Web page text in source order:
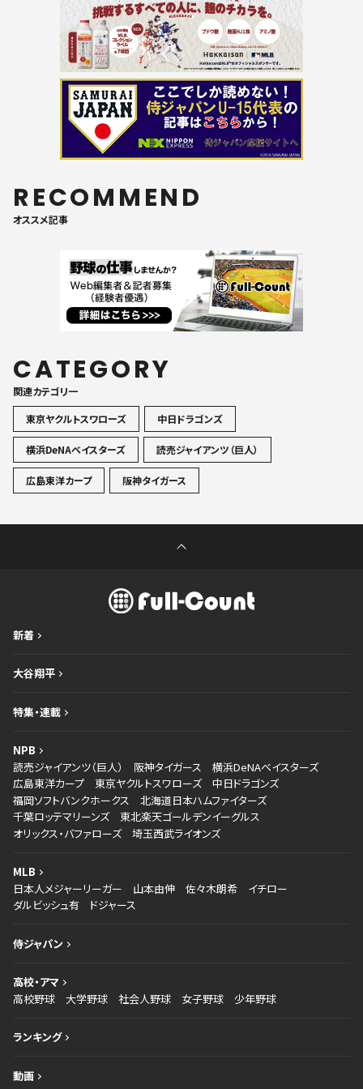
RECOMMEND
オススメ記事
CATEGORY
関連カテゴリ一
東京ヤクルトスワローズ
中日ドラゴンズ
横浜DeNAベイスターズ 読売ジャイアンツ（巨人）
広島東洋カープ 阪神タイガース
新着
大谷翔平
特集・連載
NPB
読売ジャイアンツ（巨人）
阪神タイガース
横浜DeNAベイスターズ
広島東洋カープ
東京ヤクルトスワローズ
中日ドラゴンズ
福岡ソフトバンクホークス
北海道日本ハムファイターズ
千葉ロッテマリーンズ
東北楽天ゴールデンイーグルス
オリックス・バファローズ
埼玉西武ライオンズ
MLB
日本人メジャーリーガー
山本由伸 佐々木朗希
イチロー
ダルビッシュ有
ドジャース
侍ジャパン
高校・アマ
高校野球
大学野球 社会人野球 女子野球 少年野球
ランキング
動画